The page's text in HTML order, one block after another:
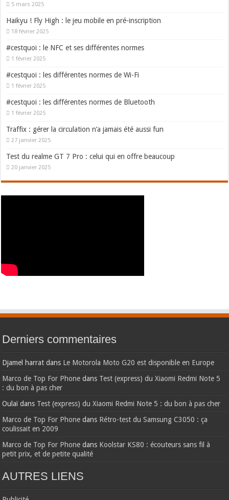
5 mars 2025
Haikyu ! Fly High : le jeu mobile en pré-inscription
18 février 2025
#cestquoi : le NFC et ses différentes normes
1 février 2025
#cestquoi : les différentes normes de Wi-Fi
1 février 2025
#cestquoi : les différentes normes de Bluetooth
1 février 2025
Traffix : gérer la circulation n’a jamais été aussi fun
27 janvier 2025
Test du realme GT 7 Pro : celui qui en offre beaucoup
20 janvier 2025
Derniers commentaires
Djamel harrat dans Le Motorola Moto G20 est disponible en Europe
Marco de Top For Phone dans Test (express) du Xiaomi Redmi Note 5
: du bon à pas cher
Oulaïdans Test (express) du Xiaomi Redmi Note 5 : du bon à pas cher
Marco de Top For Phone dans Rétro-test du Samsung C3050 : ça
coulissait en 2009
Marco de Top For Phone dans Koolstar KS80 : écouteurs sans fil à
petit prix, et de petite qualité
AUTRES LIENS